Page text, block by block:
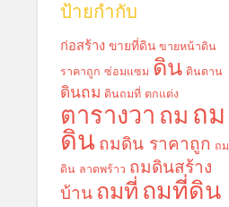
ป้ายกำกับ
ก่อสร้าง ขายที่ดิน ขายหน้าดิน
ราคาถูก ซ่อมแซม ดิน ดินดาน
ดินถม ดินถมที่ ตกแต่ง
ตารางวา ถม ถม
ดิน ถมดิน ราคาถูก ถม
ดิน ลาดพร้าว ถมดินสร้าง
บ้าน ถมที่ ถมที่ดิน